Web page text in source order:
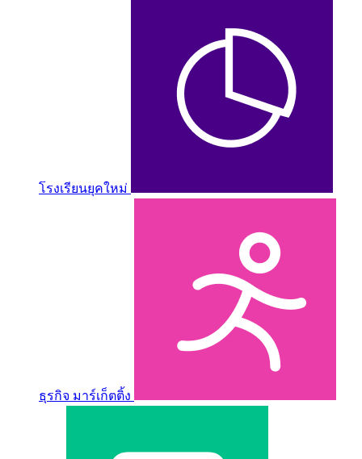
โรงเรียนยุคใหม่
ธุรกิจ มาร์เก็ตติ้ง